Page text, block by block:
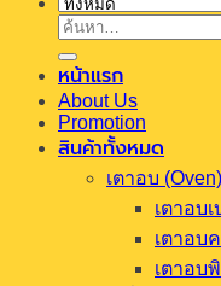
ค้นหา:
หน้าแรก
About Us
Promotion
สินค้าทั้งหมด
เตาอบ (Oven)
เตาอบ
เตาอบ
เตาอบ